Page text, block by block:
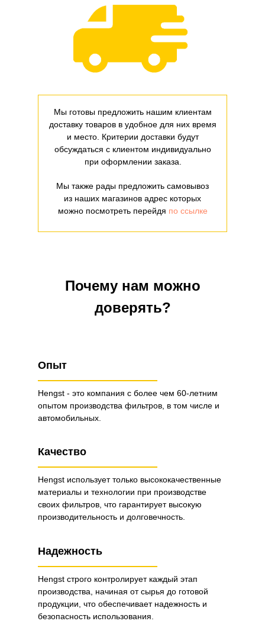
Мы готовы предложить нашим клиентам
доставку товаров в удобное для них время
и место. Критерии доставки будут
обсуждаться с клиентом индивидуально
при оформлении заказа.
Мы также рады предложить самовывоз
из наших магазинов адрес которых
можно посмотреть перейдя по ссылке
Почему нам можно
доверять?
Опыт
Hengst - это компания с более чем 60-летним
опытом производства фильтров, в том числе и
автомобильных.
Качество
Надежность
Hengst использует только высококачественные
материалы и технологии при производстве
своих фильтров, что гарантирует высокую
производительность и долговечность.
Hengst строго контролирует каждый этап
производства, начиная от сырья до готовой
продукции, что обеспечивает надежность и
безопасность использования.